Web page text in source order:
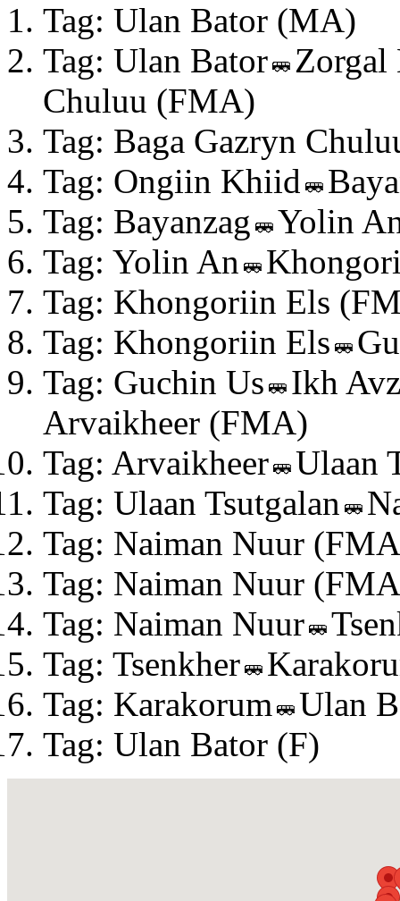
Tag: Ulan Bator (MA)
Tag: Ulan Bator
Zorgal
Chuluu (FMA)
Tag: Baga Gazryn
Tag: Ongiin Khiid
Tag: Bayanzag
Yolin
Tag: Yolin An
Tag: Khongoriin Els
Tag: Khongoriin Els
Tag: Guchin Us
Ikh
Arvaikheer (FMA)
Tag: Arvaikheer
Ulaan
Tag: Ulaan Tsutgalan
Tag: Naiman Nuur
Tag: Naiman Nuur
Tag: Naiman Nuur
Tag: Tsenkher
Tag: Karakorum
Ulan
Tag: Ulan Bator (F)